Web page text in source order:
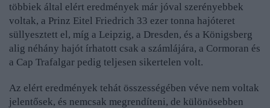
többiek által elért eredmények már jóval szerényebbek
voltak, a Prinz Eitel Friedrich 33 ezer tonna hajóteret
süllyesztett el, míg a Leipzig, a Dresden, és a Königsberg
alig néhány hajót írhatott csak a számlájára, a Cormoran és
a Cap Trafalgar pedig teljesen sikertelen volt.
Az elért eredmények tehát összességében véve nem voltak
jelentősek, és nemcsak megrendíteni, de különösebben